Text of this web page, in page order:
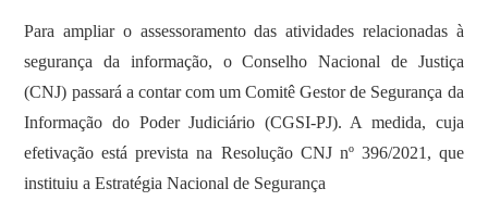
Para ampliar o assessoramento das atividades relacionadas à
segurança da informação, o Conselho Nacional de Justiça
(CNJ) passará a contar com um Comitê Gestor de Segurança da
Informação do Poder Judiciário (CGSI-PJ). A medida, cuja
efetivação está prevista na Resolução CNJ nº 396/2021, que
instituiu a Estratégia Nacional de Segurança